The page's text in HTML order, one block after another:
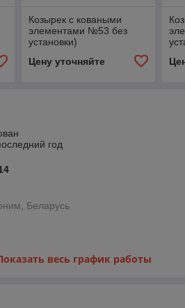
Козырек с коваными
элементами №53 без
установки)
Цену уточняйте
год
Беларусь
весь график работы